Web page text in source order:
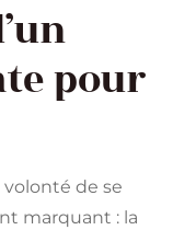
pour
de se
marquant : la